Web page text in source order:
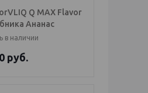
Q MAX Flavor
Ананас
в наличии
руб.